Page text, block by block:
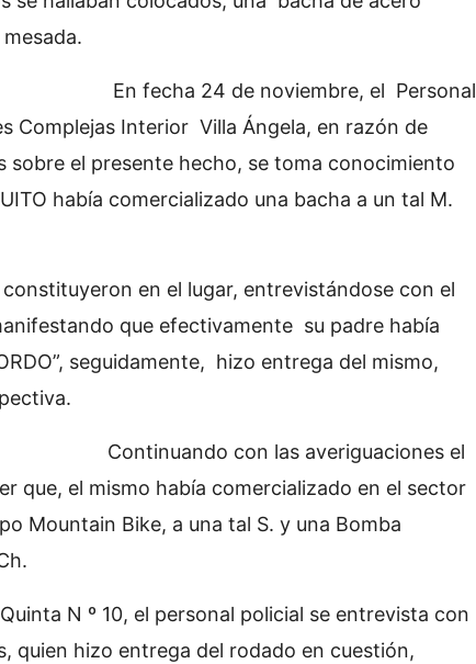
noviembre, el Personal
Complejas Interior Villa Ángela, en razón de
sobre el presente hecho, se toma conocimiento
había comercializado una bacha a un tal M.
en el lugar, entrevistándose con el
que efectivamente su padre había
seguidamente, hizo entrega del mismo,
las averiguaciones el
que, el mismo había comercializado en el sector
Mountain Bike, a una tal S. y una Bomba
N º 10, el personal policial se entrevista con
quien hizo entrega del rodado en cuestión,